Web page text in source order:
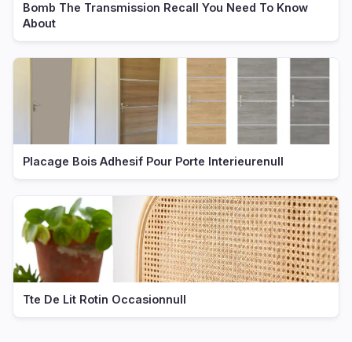
Bomb The Transmission Recall You Need To Know
About
Placage Bois Adhesif Pour Porte Interieurenull
Tte De Lit Rotin Occasionnull